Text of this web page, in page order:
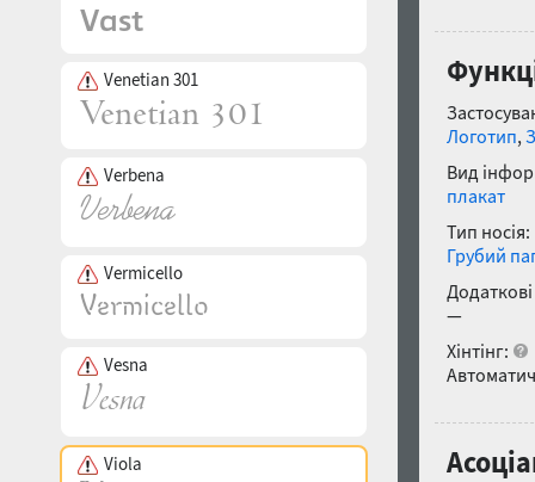
Venetian 301
Verbena
Vermicello
Vesna
Viola
Логотип,
Вид
плакат
Тип носія:
Грубий
—
Хінтінг: